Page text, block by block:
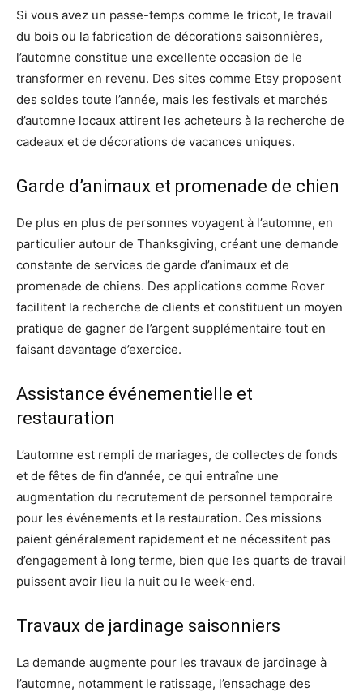
Si vous avez un passe-temps comme le tricot, le travail
du bois ou la fabrication de décorations saisonnières,
l’automne constitue une excellente occasion de le
transformer en revenu. Des sites comme Etsy proposent
des soldes toute l’année, mais les festivals et marchés
d’automne locaux attirent les acheteurs à la recherche de
cadeaux et de décorations de vacances uniques.
Garde d’animaux et promenade de chien
De plus en plus de personnes voyagent à l’automne, en
particulier autour de Thanksgiving, créant une demande
constante de services de garde d’animaux et de
promenade de chiens. Des applications comme Rover
facilitent la recherche de clients et constituent un moyen
pratique de gagner de l’argent supplémentaire tout en
faisant davantage d’exercice.
Assistance événementielle et
restauration
L’automne est rempli de mariages, de collectes de fonds
et de fêtes de fin d’année, ce qui entraîne une
augmentation du recrutement de personnel temporaire
pour les événements et la restauration. Ces missions
paient généralement rapidement et ne nécessitent pas
d’engagement à long terme, bien que les quarts de travail
puissent avoir lieu la nuit ou le week-end.
Travaux de jardinage saisonniers
La demande augmente pour les travaux de jardinage à
l’automne, notamment le ratissage, l’ensachage des